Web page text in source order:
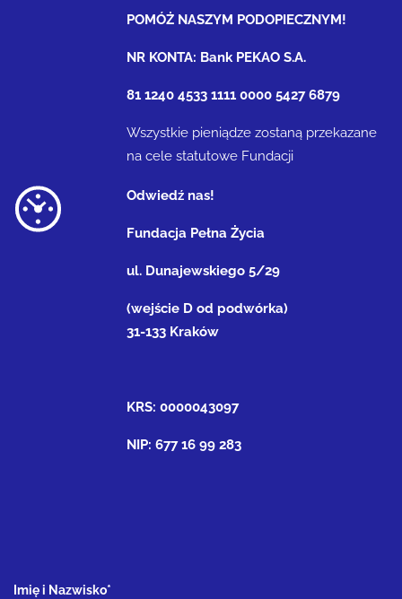
POMÓŻ NASZYM PODOPIECZNYM!
NR KONTA: Bank PEKAO S.A.
81 1240 4533 1111 0000 5427 6879
Wszystkie pieniądze zostaną przekazane
na cele statutowe Fundacji
Odwiedź nas!
Fundacja Pełna Życia
ul. Dunajewskiego 5/29
(wejście D od podwórka)
31-133 Kraków
KRS: 0000043097
NIP: 677 16 99 283
Imię i Nazwisko*